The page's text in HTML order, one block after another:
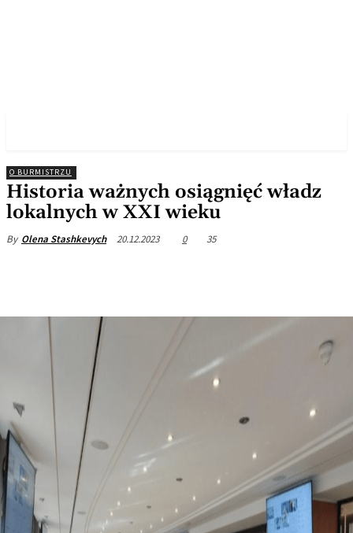
O BURMISTRZU
Historia ważnych osiągnięć władz
lokalnych w XXI wieku
By Olena Stashkevych 20.12.2023 0 35